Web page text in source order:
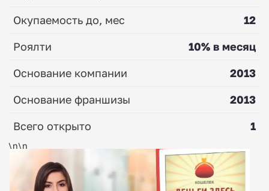
Окупаемость до, мес
12
Роялти
10% в месяц
Основание компании
2013
Основание франшизы
2013
Всего открыто
1
\n\n